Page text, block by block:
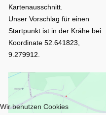
Kartenausschnitt.
Unser Vorschlag für einen
Startpunkt ist in der Krähe bei
Koordinate52.641823,
9.279912
Wir benutzen Cookies